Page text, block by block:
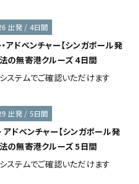
出発 / 4日間
アドベンチャー【シンガポール発
の無寄港クルーズ 4日間
ステムでご確認いただけます
出発 / 5日間
アドベンチャー【シンガポール発
の無寄港クルーズ 5日間
ステムでご確認いただけます